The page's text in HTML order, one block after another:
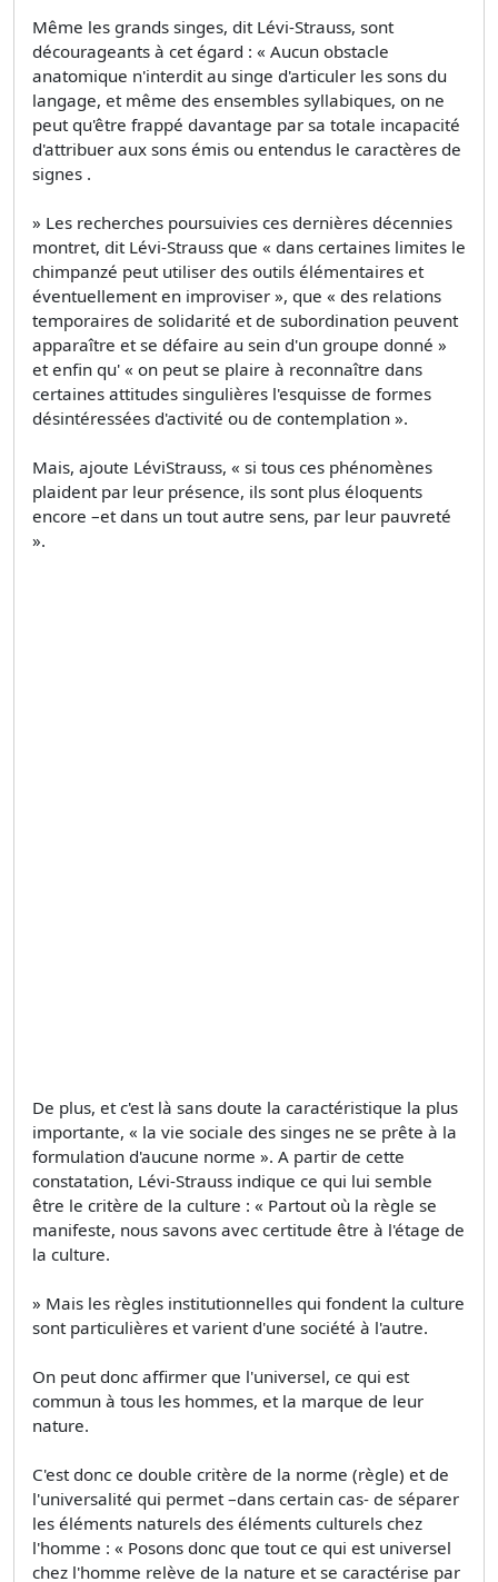
Même les grands singes, dit Lévi-Strauss, sont
décourageants à cet égard : « Aucun obstacle
anatomique n'interdit au singe d'articuler les sons du
langage, et même des ensembles syllabiques, on ne
peut qu'être frappé davantage par sa totale incapacité
d'attribuer aux sons émis ou entendus le caractères de
signes .
» Les recherches poursuivies ces dernières décennies
montret, dit Lévi-Strauss que « dans certaines limites le
chimpanzé peut utiliser des outils élémentaires et
éventuellement en improviser », que « des relations
temporaires de solidarité et de subordination peuvent
apparaître et se défaire au sein d'un groupe donné »
et enfin qu' « on peut se plaire à reconnaître dans
certaines attitudes singulières l'esquisse de formes
désintéressées d'activité ou de contemplation ».
Mais, ajoute LéviStrauss, « si tous ces phénomènes
plaident par leur présence, ils sont plus éloquents
encore –et dans un tout autre sens, par leur pauvreté
».
De plus, et c'est là sans doute la caractéristique la plus
importante, « la vie sociale des singes ne se prête à la
formulation d'aucune norme ». A partir de cette
constatation, Lévi-Strauss indique ce qui lui semble
être le critère de la culture : « Partout où la règle se
manifeste, nous savons avec certitude être à l'étage de
la culture.
» Mais les règles institutionnelles qui fondent la culture
sont particulières et varient d'une société à l'autre.
On peut donc affirmer que l'universel, ce qui est
commun à tous les hommes, et la marque de leur
nature.
C'est donc ce double critère de la norme (règle) et de
l'universalité qui permet –dans certain cas- de séparer
les éléments naturels des éléments culturels chez
l'homme : « Posons donc que tout ce qui est universel
chez l'homme relève de la nature et se caractérise par